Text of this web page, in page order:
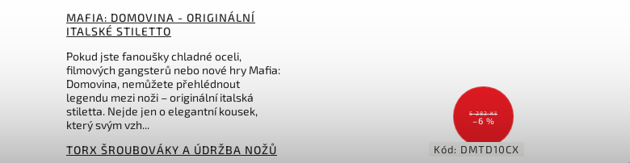
MAFIA: DOMOVINA - ORIGINÁLNÍ
ITALSKÉ STILETTO
Pokud jste fanoušky chladné oceli,
filmových gangsterů nebo nové hry Mafia:
Domovina, nemůžete přehlédnout
legendu mezi noži – originální italská
stiletta. Nejde jen o elegantní kousek,
který svým vzh...
TORX ŠROUBOVÁKY A ÚDRŽBA NOŽŮ
5 282 Kč
Kód:DMTD10EF
5 282 Kč
–6 %
Kód: DMTD10CX